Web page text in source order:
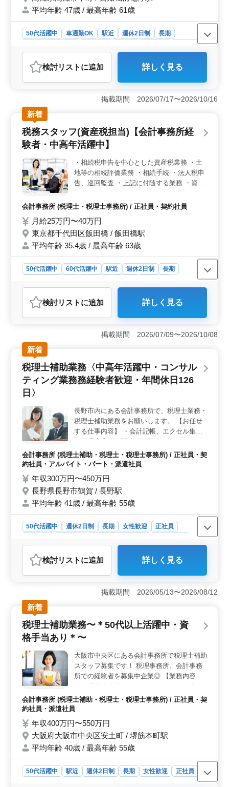
平均年齢 47歳 / 最高年齢 61歳
50代活躍中 車通勤OK 駅近 週休2日制
長期
派遣社員
会計事務所
おすすめポイント
＜業務多様性＞ 税理士法人での仕事は多岐にわたり、
申告書の作成から経営アドバイスまで、様々な業務に携
われます。税務に関する全般的なスキルを磨く絶好のチ
ャンスに恵まれています。 ＜経験者優遇＞ 相続税
業務経験者は歓迎しています。資産税に関する業務もあ
り、これまでの経験を活かし、よりスキルを深化させる
ことができます。専門性を発揮し、やりがいを感じなが
能、週休2日制で残業も少なめです。中高年の方も活躍中
で、働きやすい環境が整っています。給与水準も魅力的
で、長期的なキャリア形成に適した環境です。
検討リスト に追加 詳しく見る
掲載期間 2026/07/17〜2026/10/16
新着
税務スタッフ(資産税担当)【会計事務所経
験者・中高年活躍中】
・相続税申告を中心とした資産税業務 ・土
地等の相続評価業務 ・相続手続 ・法人税申
告、巡回監査 ・上記に付随する業務 ・資産
さい ◎当事務所の特徴として、『創業以
会計事務所 (税理士・税理士事務所) / 正社員・契約社員
月給25万円〜40万円
東京都千代田区飯田橋 / 飯田橋駅
平均年齢 35.4歳 / 最高年齢 63歳
50代活躍中 60代活躍中 駅近 週休2日制
長期
おすすめポイント
＜仕事内容＞ このポジションは、資産税担当の税務ス
タッフを募集しています。相続税申告を中心とした資産
税業務に従事し、土地や資産の評価業務、相続手続、法
人税申告、巡回監査などの業務を担当します。経験が豊
富な方や国税庁出身者の応募を歓迎しています。 ＜
求める経験・スキル＞ 税理士資格と資産税の経験が必
要です。高卒以上が学歴要件とされています。50代や60
代の方々も積極的に募集しており、経験豊富な方のご応
募を期待しています。 ＜勤務条件＞ 雇用形態は正
社員または契約社員で、月給は25万円から40万円です。
通勤手当が支給され、年2回の賞与があります。週5日勤
務で、土日祝が休日となります。勤務時間は9:00から
18:00までで、残業はないことが特徴です。
検討リスト に追加 詳しく見る
掲載期間 2026/07/09〜2026/10/08
新着
税理士補助業務〈中高年活躍中・コンサル
ティング業務務経験者歓迎・年間休日126
日〉
長野市内にある会計事務所で、税理士業務・
税理士補助業務をお願いします。 【お任せ
する仕事内容】 ・会計記帳、エクセル集計
ィング業務 ・資産税業務 ◯Word、Excelの
基本的スキルをお持ちの方 ◎会計事務所で
理士試験科目合格者条件面優遇 ☆50代以上
のシニア世代が活躍している企業です。ベテ
ラン経験者の方、是非ご応募下さい。
会計事務所 (税理士補助・税理士・税理士事務所) / 正社員・契
約社員・アルバイト・パート・派遣社員
年収300万円〜450万円
長野県長野市鶴賀 / 長野駅
平均年齢 41歳 / 最高年齢 55歳
50代活躍中 週休2日制 長期 女性歓迎
正社員
おすすめポイント
＜幅広い業務範囲＞ 会計記帳やエクセル集計をはじ
め、税理士業務やその関連付随業務、さらにはコンサル
ティング業務や資産税業務まで、多岐にわたる業務に携
わることができます。これまでの経験やスキルを活かし
ながら、新たなチャレンジにも取り組むことができま
す。 ＜経験者優遇＞ 会計事務所での業務経験が5年
以上ある方を歓迎します。さらに、資格保有者や税理士
試験科目合格者は、条件面で優遇される可能性がありま
す。自身のスキルを存分に発揮し、更なるステップアッ
プを目指す方に最適なポジションです。 ＜充実した
福利厚生＞ 年収は320万円から450万円となっており、
通勤手当も全額支給されます。週休2日制で、年間休日は
126日となっており、ワークライフバランスを重視した働
き方が可能です。また、福利厚生面も充実しており、安
心して長く働ける環境が整っています。
検討リスト に追加 詳しく見る
掲載期間 2026/05/13〜2026/08/12
新着
税理士補助業務〜＊50代以上活躍中・資
格手当あり＊〜
大阪市中央区にある会計事務所で税理士補助
スタッフ募集です！ 税理事務所、会計事務
所での経験者を募集中企業◎ 【業務内容】
会計業務 ・税理士補助業務 ・税務調査 ・資
産税業務 ・コンサルティング業務 等 【特
格手当あり 皆様のご応募を是非お待ちして
おります♪♪
会計事務所 (税理士補助・税理士・税理士事務所) / 正社員・契
約社員・派遣社員
年収400万円〜550万円
大阪府大阪市中央区安土町 / 堺筋本町駅
平均年齢 40歳 / 最高年齢 55歳
50代活躍中 駅近 週休2日制 長期 女性歓迎
正社員